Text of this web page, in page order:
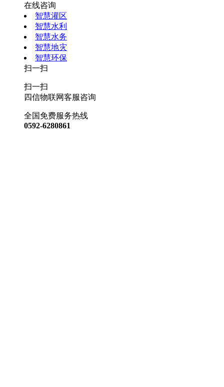
在线咨询
智慧灌区
智慧水利
智慧水务
智慧地灾
智慧环保
扫一扫
扫一扫
四信物联网客服咨询
全国免费服务热线
0592-6280861